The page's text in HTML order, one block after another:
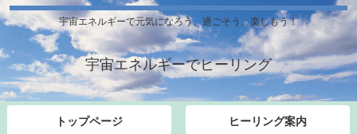
宇宙エネルギーで元気になろう、過ごそう、楽しもう！
宇宙エネルギーでヒーリング
トップページ ヒーリング案内